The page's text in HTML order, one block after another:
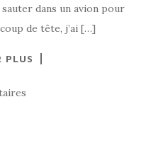
dans un avion pour
de tête, j’ai […]
PLUS